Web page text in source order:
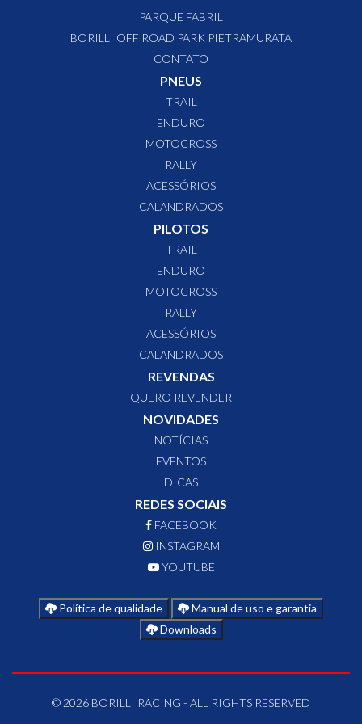
renomados pilotos profissionais. A marca representa energia,
produtos e negócios. Atualmente, a Borilli exporta para mais
de 20 países na América Latina e no continente Europeu com
PARQUE FABRIL
BORILLI OFF ROAD PARK PIETRAMURATA
CONTATO
PNEUS
TRAIL
ENDURO
MOTOCROSS
RALLY
ACESSÓRIOS
CALANDRADOS
PILOTOS
TRAIL
ENDURO
MOTOCROSS
RALLY
ACESSÓRIOS
CALANDRADOS
REVENDAS
QUERO REVENDER
NOVIDADES
NOTÍCIAS
EVENTOS
DICAS
REDES SOCIAIS
FACEBOOK
INSTAGRAM
YOUTUBE
Política de qualidade
Manual de uso e garantia
Downloads
© 2026 BORILLI RACING - ALL RIGHTS RESERVED